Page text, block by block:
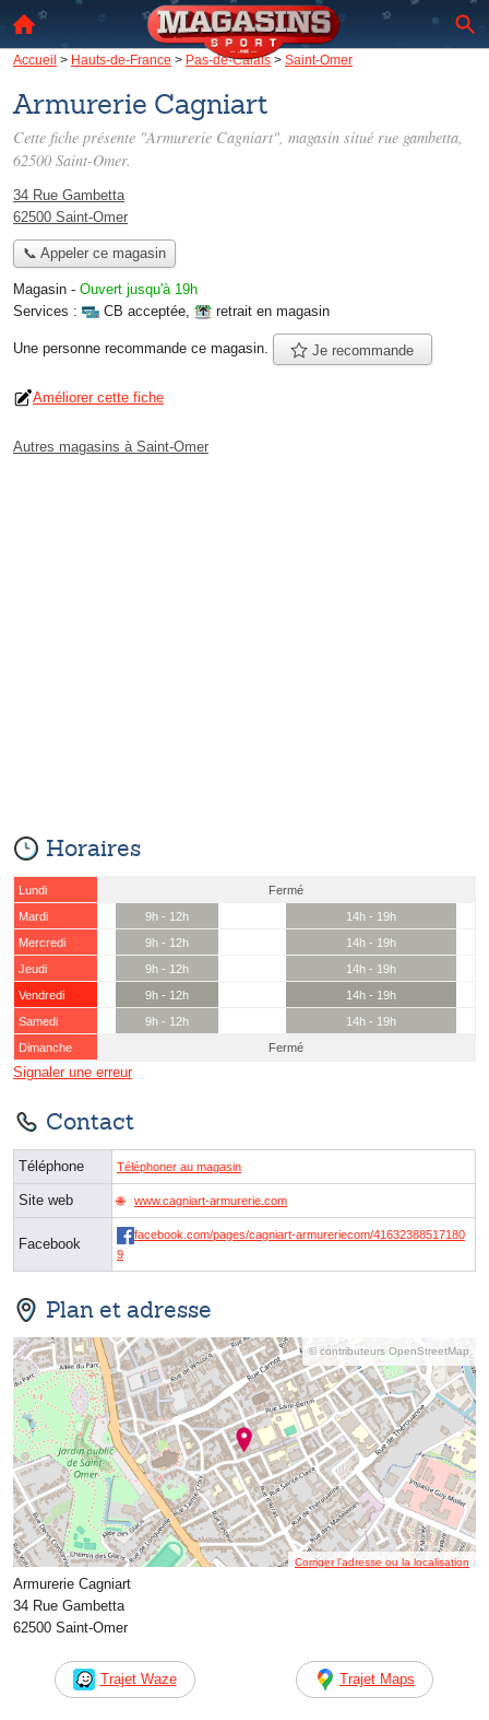
Accueil > Hauts-de-France > Pas-de-Calais> Saint-Omer
Armurerie Cagniart
Cette fiche présente "Armurerie Cagniart", magasin situé rue gambetta,
62500 Saint-Omer.
34 Rue Gambetta
62500 Saint-Omer
📞 Appeler ce magasin
Magasin - Ouvert jusqu'à 19h
Services :
CB acceptée, retrait en magasin
Une personne recommande ce magasin. Je recommande
Améliorer cette fiche
Autres magasins à Saint-Omer
Horaires
Lundi
Fermé
Mardi
9h - 12h
14h - 19h
Mercredi
9h - 12h
14h - 19h
Jeudi
9h - 12h
14h - 19h
Vendredi
9h - 12h
14h - 19h
Samedi
9h - 12h
14h - 19h
Dimanche
Fermé
Signaler une erreur
Contact
Téléphone Téléphoner au magasin
Site web www.cagniart-armurerie.com
Facebook
facebook.com/pages/cagniart-armureriecom/41632388517180
9
Plan et adresse
© contributeurs OpenStreetMap
Corriger l’adresse ou la localisation
Armurerie Cagniart
34 Rue Gambetta
62500 Saint-Omer
Trajet Waze Trajet Maps